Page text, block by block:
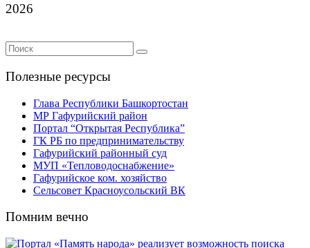
2026
Полезные ресурсы
Глава Республики Башкортостан
МР Гафурийский район
Портал “Открытая Республика”
ГК РБ по предпринимательству
Гафурийский районный суд
МУП «Тепловодоснабжение»
Гафурийское ком. хозяйство
Сельсовет Красноусольский ВК
Помним вечно